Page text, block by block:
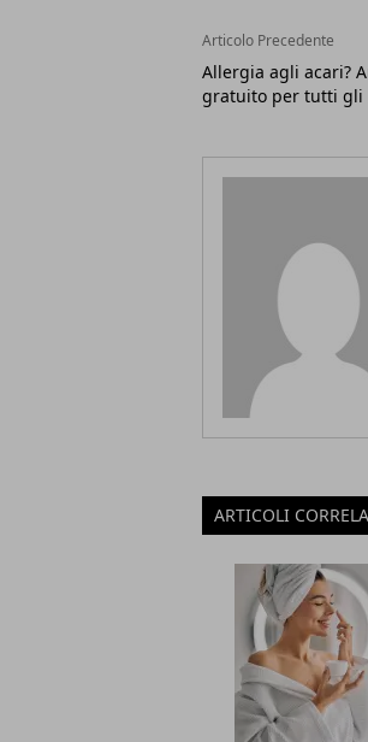
Articolo Precedente
Allergia agli acari?
gratuito per tutti gli
ARTICOLI